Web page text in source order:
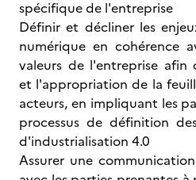
spécifique de l'entreprise
Définir et décliner les
numérique en cohérence
valeurs de l'entreprise afin
et l'appropriation de la
acteurs, en impliquant les
processus de définition
d'industrialisation 4.0
Assurer une